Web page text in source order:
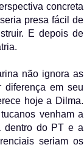
concreta
presa fácil de
E depois de
não ignora as
diferença em seu
hoje a Dilma.
venham a
dentro do PT e a
seriam os